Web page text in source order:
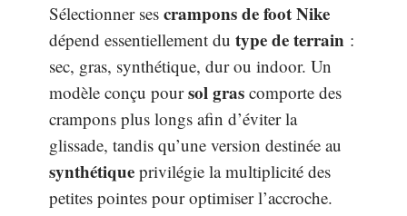
Sélectionner ses crampons de foot Nike
dépend essentiellement du type de terrain :
sec, gras, synthétique, dur ou indoor. Un
modèle conçu poursol gras comporte des
crampons plus longs afin d’éviter la
glissade, tandis qu’une version destinée au
synthétique privilégie la multiplicité des
petites pointes pour optimiser l’accroche.